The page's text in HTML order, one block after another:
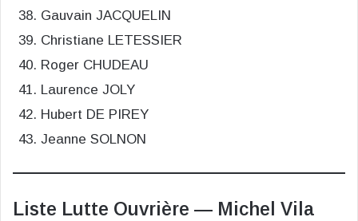
Gauvain JACQUELIN
Christiane LETESSIER
Roger CHUDEAU
Laurence JOLY
Hubert DE PIREY
Jeanne SOLNON
Liste Lutte Ouvrière — Michel Vila